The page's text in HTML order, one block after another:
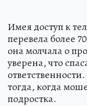
Имея доступ к
перевела более
она молчала о
уверена, что
тогда, когда
подростка.